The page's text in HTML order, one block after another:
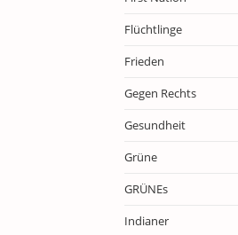
Flüchtlinge
Frieden
Gegen Rechts
Gesundheit
Grüne
GRÜNEs
Indianer